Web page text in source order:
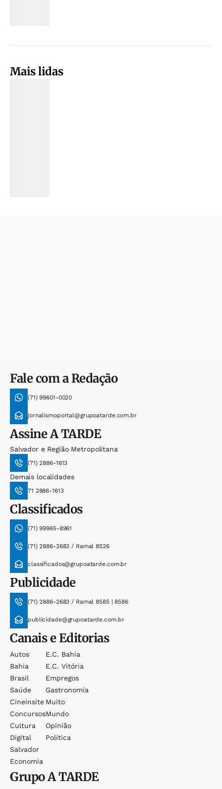
Mais lidas
Fale com a Redação
(71) 99601-0020
jornalismoportal@grupoatarde.com.br
AssineA TARDE
Salvador e Região Metropolitana
(71) 2886-1613
Demais localidades
71 2886-1613
Classificados
(71) 99965-8961
(71) 2886-2683 / Ramal 8526
classificados@grupoatarde.com.br
Publicidade
(71) 2886-2683 / Ramal 8585 | 8586
publicidade@grupoatarde.com.br
Canais e Editorias
Autos
Bahia
Brasil
Saúde
Cineinsite
Concursos
Cultura
Digital
Salvador
Economia
E.c. Bahia
E.c. Vitória
Empregos
Gastronomia
Muito
Mundo
Opinião
Política
GrupoA TARDE